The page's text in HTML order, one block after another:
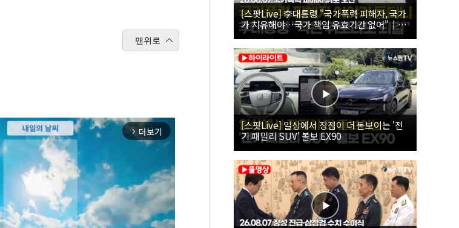
맨위로
arrow_forward_ios 더보기
[스팟Live] 李대통령 "국가폭력 피해자, 국가
가 치유해야…국가 책임 유효기간 없어"｜
26.08.07 국가폭력 피해자 위로 오찬
[스팟Live] 일상에서 장점이 더 돋보이는 '전
기 패밀리 SUV' 볼보 EX90